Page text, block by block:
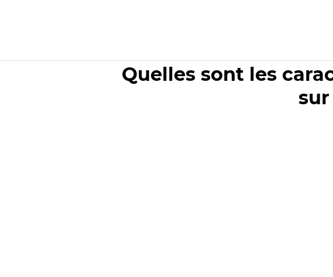
Quelles sont les